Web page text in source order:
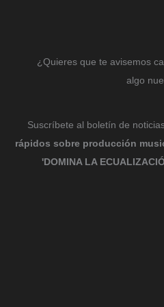
¿Quieres que te avisemos
algo
Suscríbete al boletín de
rápidos sobre producción
'DOMINA LA